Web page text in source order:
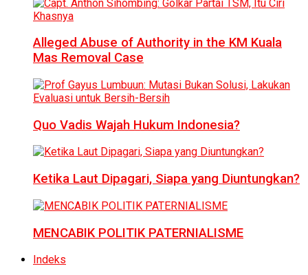
Alleged Abuse of Authority in the KM Kuala
Mas Removal Case
Quo Vadis Wajah Hukum Indonesia?
Ketika Laut Dipagari, Siapa yang Diuntungkan?
MENCABIK POLITIK PATERNIALISME
Indeks